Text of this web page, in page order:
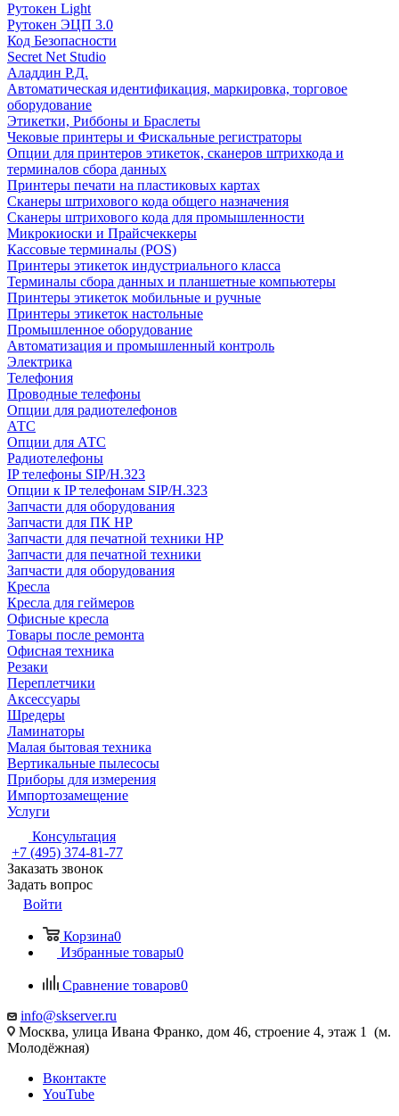
Рутокен Light
Рутокен ЭЦП 3.0
Код Безопасности
Secret Net Studio
Аладдин Р.Д.
Автоматическая идентификация, маркировка, торговое
оборудование
Этикетки, Риббоны и Браслеты
Чековые принтеры и Фискальные регистраторы
Опции для принтеров этикеток, сканеров штрихкода и
терминалов сбора данных
Принтеры печати на пластиковых картах
Сканеры штрихового кода общего назначения
Сканеры штрихового кода для промышленности
Микрокиоски и Прайсчеккеры
Кассовые терминалы (POS)
Принтеры этикеток индустриального класса
Терминалы сбора данных и планшетные компьютеры
Принтеры этикеток мобильные и ручные
Принтеры этикеток настольные
Промышленное оборудование
Автоматизация и промышленный контроль
Электрика
Телефония
Проводные телефоны
Опции для радиотелефонов
АТС
Опции для АТС
Радиотелефоны
IP телефоны SIP/H.323
Опции к IP телефонам SIP/H.323
Запчасти для оборудования
Запчасти для ПК HP
Запчасти для печатной техники HP
Запчасти для печатной техники
Запчасти для оборудования
Кресла
Кресла для геймеров
Офисные кресла
Товары после ремонта
Офисная техника
Резаки
Переплетчики
Аксессуары
Шредеры
Ламинаторы
Малая бытовая техника
Вертикальные пылесосы
Приборы для измерения
Импортозамещение
Услуги
Консультация
+7 (495) 374-81-77
Заказать звонок
Задать вопрос
Войти
Корзина0
Избранные товары0
Сравнение товаров0
info@skserver.ru
Москва, улица Ивана Франко, дом 46, строение 4, этаж 1 (м.
Молодёжная)
Вконтакте
YouTube